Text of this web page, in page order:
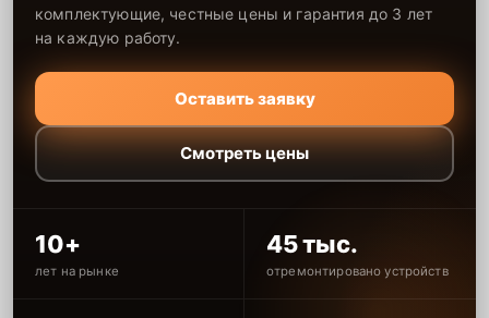
комплектующие, честные цены и гарантия до 3 лет
на каждую работу.
Оставить заявку
Смотреть цены
10+
лет на рынке
45 тыс.
отремонтировано устройств